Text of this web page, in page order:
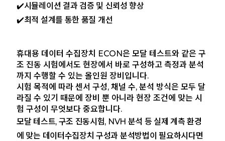
✔️시뮬레이션 결과 검증 및 신뢰성 향상
✔️최적 설계를 통한 품질 개선
휴대용 데이터 수집장치 ECON은 모달 테스트와 같은 구
조 진동 시험에서도 현장에서 바로 구성하고 측정과 분석
까지 수행할 수 있는 올인원 장비입니다.
시험 목적에 따라 센서 구성, 채널 수, 분석 방식은 모두 달
라질 수 있기 때문에 장비 뿐 아니라 현장 조건에 맞는 시
험 구성이 무엇보다 중요합니다.
모달 테스트, 구조 진동시험, NVH 분석 등 실제 계측 환경
에 맞는 데이터수집장치 구성과 분석방법이 필요하시다면